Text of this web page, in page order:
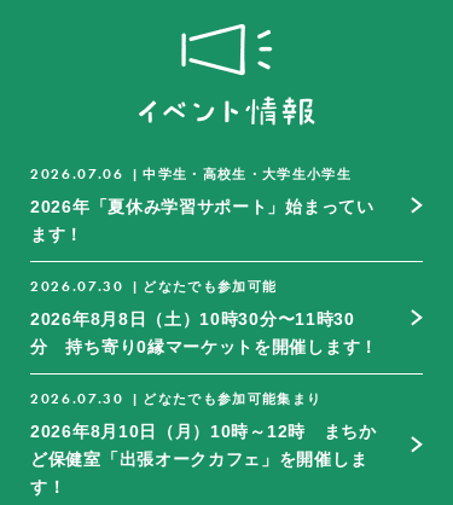
2026.07.06 |中学生・高校生・大学生小学生
2026年「夏休み学習サポート」始まってい
ます！
2026.07.30 | どなたでも参加可能
2026年8月8日（土）10時30分〜11時30
分 持ち寄り0縁マーケットを開催します！
2026.07.30 | どなたでも参加可能集まり
2026年8月10日（月）10時～12時 まちか
ど保健室「出張オークカフェ」を開催しま
す！